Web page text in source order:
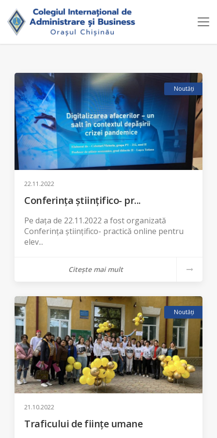
Noutăți
22.11.2022
Conferința științifico- pr...
Pe dața de 22.11.2022 a fost organizată
Conferința științifico- practică online pentru
elev...
Citește mai mult
Noutăți
21.10.2022
Traficului de ființe umane